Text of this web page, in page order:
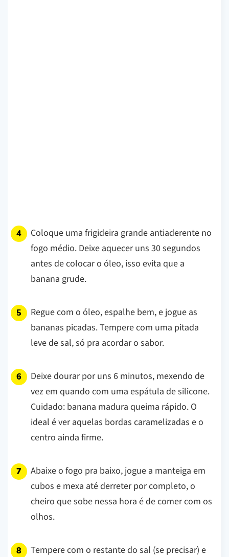
Coloque uma frigideira grande antiaderente no
fogo médio. Deixe aquecer uns 30 segundos
antes de colocar o óleo, isso evita que a
banana grude.
Regue com o óleo, espalhe bem, e jogue as
bananas picadas. Tempere com uma pitada
leve de sal, só pra acordar o sabor.
Deixe dourar por uns 6 minutos, mexendo de
vez em quando com uma espátula de silicone.
Cuidado: banana madura queima rápido. O
ideal é ver aquelas bordas caramelizadas e o
centro ainda firme.
Abaixe o fogo pra baixo, jogue a manteiga em
cubos e mexa até derreter por completo, o
cheiro que sobe nessa hora é de comer com os
olhos.
Tempere com o restante do sal (se precisar) e